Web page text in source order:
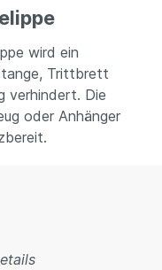
wird ein
Trittbrett
verhindert. Die
oder Anhänger